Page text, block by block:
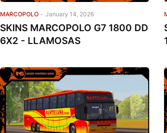
MARCOPOLO - January 14, 2026
SKINS MARCOPOLO G7 1800 DD
6X2 - LLAMOSAS